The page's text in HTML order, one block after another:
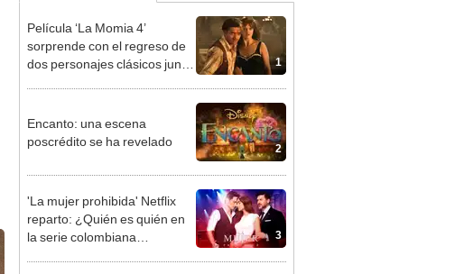
1
Película ‘La Momia 4’
sorprende con el regreso de
dos personajes clásicos junto
2
Encanto: una escena
poscrédito se ha revelado
3
'La mujer prohibida' Netflix
reparto: ¿Quién es quién en
la serie colombiana